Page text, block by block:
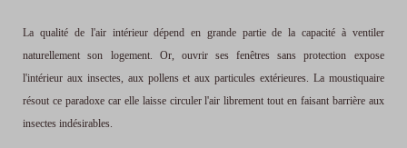
La qualité de l'air intérieur dépend en grande partie de la capacité à ventiler
naturellement son logement. Or, ouvrir ses fenêtres sans protection expose
l'intérieur aux insectes, aux pollens et aux particules extérieures. La moustiquaire
résout ce paradoxe car elle laisse circuler l'air librement tout en faisant barrière aux
insectes indésirables.